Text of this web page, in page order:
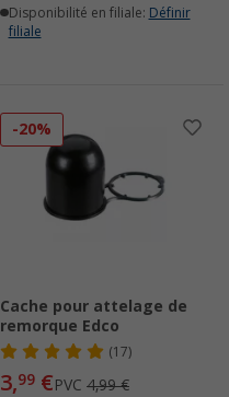
Disponibilité en filiale: Définir
filiale
-20%
Cache pour attelage de
remorque Edco
(17)
3,99 €PVC 4,99 €